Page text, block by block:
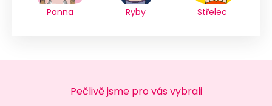
Panna Ryby Střelec
Pečlivě jsme pro vás vybrali